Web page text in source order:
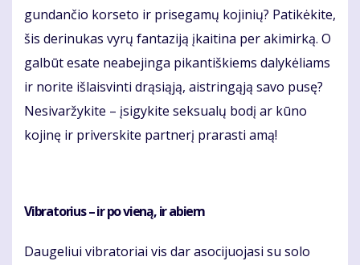
gundančio korseto ir prisegamų kojinių? Patikėkite,
šis derinukas vyrų fantaziją įkaitina per akimirką. O
galbūt esate neabejinga pikantiškiems dalykėliams
ir norite išlaisvinti drąsiąją, aistringąją savo pusę?
Nesivaržykite – įsigykite seksualų bodį ar kūno
kojinę ir priverskite partnerį prarasti amą!
Vibratorius – ir po vieną, ir abiem
Daugeliui vibratoriai vis dar asocijuojasi su solo